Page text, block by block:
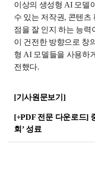
이상의 생성형 AI 모델
수 있는 저작권, 콘텐츠
점을 잘 인지 하는 능력
이 건전한 방향으로 창
형 AI 모델들을 사용하
전했다.
[기사원문보기]
[+PDF 전문 다운로드]
회’ 성료